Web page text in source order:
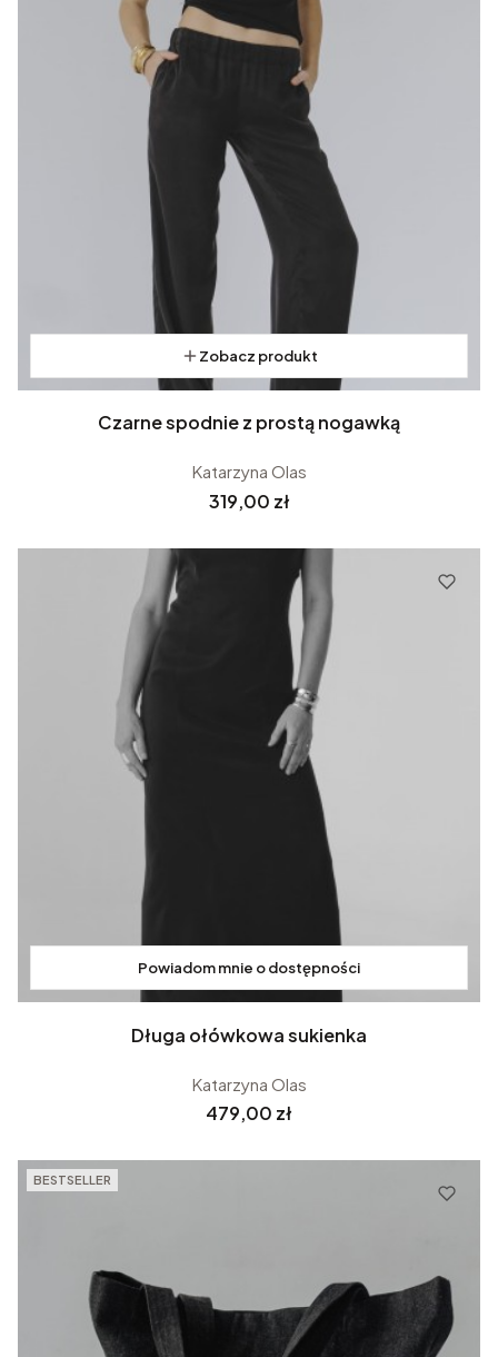
Zobacz produkt
Czarne spodnie z prostą nogawką
Katarzyna Olas
Cena
319,00 zł
Zobacz produkt
Powiadom mnie o dostępności
Długa ołówkowa sukienka
Katarzyna Olas
Cena
479,00 zł
BESTSELLER